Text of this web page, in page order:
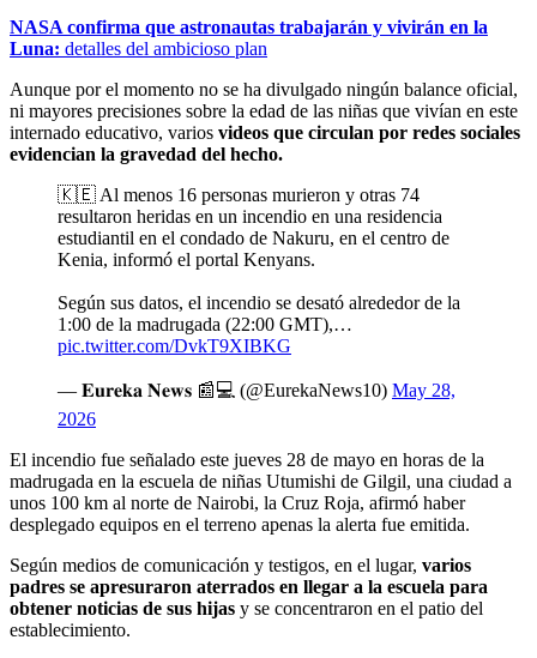
NASA confirma que astronautas trabajarán y vivirán en la
Luna: detalles del ambicioso plan
Aunque por el momento no se ha divulgado ningún balance oficial,
ni mayores precisiones sobre la edad de las niñas que vivían en este
internado educativo, varios videos que circulan por redes sociales
evidencian la gravedad del hecho.
🇰🇪 Al menos 16 personas murieron y otras 74
resultaron heridas en un incendio en una residencia
estudiantil en el condado de Nakuru, en el centro de
Kenia, informó el portal Kenyans.
Según sus datos, el incendio se desató alrededor de la
1:00 de la madrugada (22:00 GMT),…
pic.twitter.com/DvkT9XIBKG
— 𝐄𝐮𝐫𝐞𝐤𝐚 𝐍𝐞𝐰𝐬 📰💻 (@EurekaNews10) May 28,
2026
El incendio fue señalado este jueves 28 de mayo en horas de la
madrugada en la escuela de niñas Utumishi de Gilgil, una ciudad a
unos 100 km al norte de Nairobi, la Cruz Roja, afirmó haber
desplegado equipos en el terreno apenas la alerta fue emitida.
Según medios de comunicación y testigos, en el lugar, varios
padres se apresuraron aterrados en llegar a la escuela para
obtener noticias de sus hijas y se concentraron en el patio del
establecimiento.